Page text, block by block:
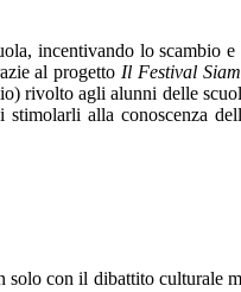
incentivando lo scambio
al progetto Il Festival
rivolto agli alunni delle
alla conoscenza
solo con il dibattito culturale